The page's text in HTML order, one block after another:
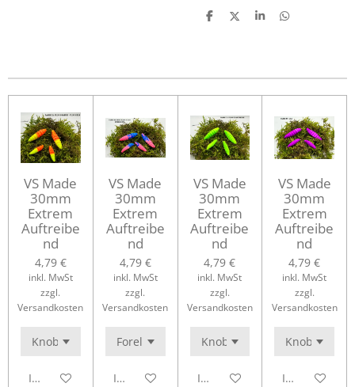
T
n
T
n
T
n
T
n
VS Made
30mm
Extrem
Auftreibe
nd
4,79 €
inkl. MwSt
zzgl.
Versandkosten
In den Warenkorb
VS Made
30mm
Extrem
Auftreibe
nd
4,79 €
inkl. MwSt
zzgl.
Versandkosten
In den Warenkorb
VS Made
30mm
Extrem
Auftreibe
nd
4,79 €
inkl. MwSt
zzgl.
Versandkosten
In den Warenkorb
VS Made
30mm
Extrem
Auftreibe
nd
4,79 €
inkl. MwSt
zzgl.
Versandkosten
In den